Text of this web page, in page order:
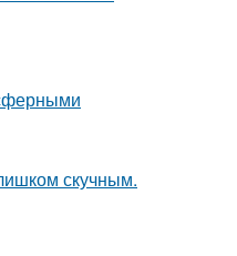
скучным.